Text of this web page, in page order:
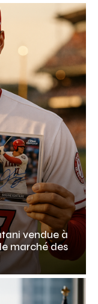
vendue à
marché des